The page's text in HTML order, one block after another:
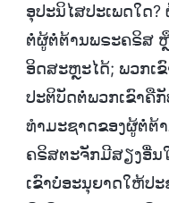
ອຸປະນິໄສປະເພດໃດ
ຕໍ່ຜູ້ຕໍ່ຕ້ານພຣະຄຣິສ
ອິດສະຫຼະໄດ້; ພວກເ
ປະຕິບັດຕໍ່ພວກເຂົາຄື
ທຳມະຊາດຂອງຜູ້ຕໍ່ຕ້
ຄຣິສຕະຈັກມີສຽງອື່ນ
ເຂົາບໍ່ອະນຸຍາດໃຫ້ປ